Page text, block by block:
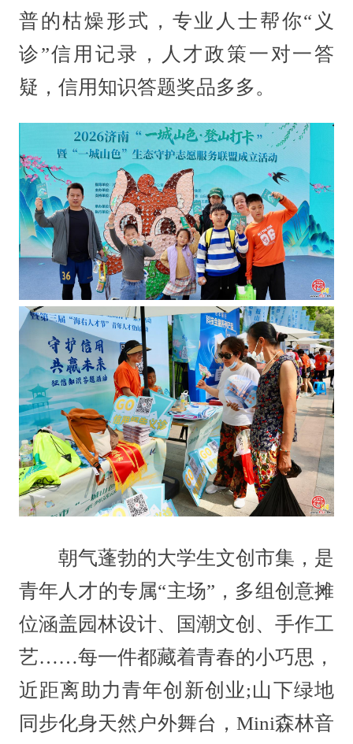
普的枯燥形式，专业人士帮你“义
诊”信用记录，人才政策一对一答
疑，信用知识答题奖品多多。
朝气蓬勃的大学生文创市集，是
青年人才的专属“主场”，多组创意摊
位涵盖园林设计、国潮文创、手作工
艺……每一件都藏着青春的小巧思，
近距离助力青年创新创业;山下绿地
同步化身天然户外舞台，Mini森林音